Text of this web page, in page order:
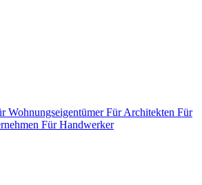
WohnungseigentümerFür Architekten Für
Für Handwerker